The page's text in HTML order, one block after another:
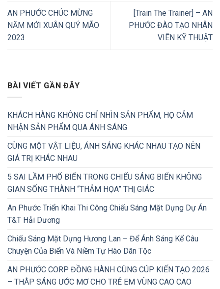
AN PHƯỚC CHÚC MỪNG
NĂM MỚI XUÂN QUÝ MÃO
2023
[Train The Trainer] – AN
PHƯỚC ĐÀO TẠO NHÂN
VIÊN KỸ THUẬT
BÀI VIẾT GẦN ĐÂY
KHÁCH HÀNG KHÔNG CHỈ NHÌN SẢN PHẨM, HỌ CẢM
NHẬN SẢN PHẨM QUA ÁNH SÁNG
CÙNG MỘT VẬT LIỆU, ÁNH SÁNG KHÁC NHAU TẠO NÊN
GIÁ TRỊ KHÁC NHAU
5 SAI LẦM PHỔ BIẾN TRONG CHIẾU SÁNG BIẾN KHÔNG
GIAN SỐNG THÀNH “THẢM HỌA” THỊ GIÁC
An Phước Triển Khai Thi Công Chiếu Sáng Mặt Dựng Dự Án
T&T Hải Dương
Chiếu Sáng Mặt Dựng Hương Lan – Để Ánh Sáng Kể Câu
Chuyện Của Biển Và Niềm Tự Hào Dân Tộc
AN PHƯỚC CORP ĐỒNG HÀNH CÙNG CÚP KIẾN TẠO 2026
– THẮP SÁNG ƯỚC MƠ CHO TRẺ EM VÙNG CAO CAO